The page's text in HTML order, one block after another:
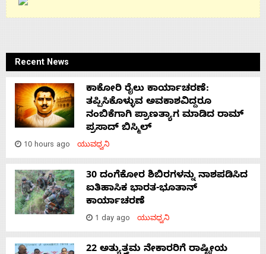
Recent News
ಕಾಕೋರಿ ರೈಲು ಕಾರ್ಯಾಚರಣೆ:
ತಪ್ಪಿಸಿಕೊಳ್ಳುವ ಅವಕಾಶವಿದ್ದರೂ
ನಂಬಿಕೆಗಾಗಿ ಪ್ರಾಣತ್ಯಾಗ ಮಾಡಿದ ರಾಮ್
ಪ್ರಸಾದ್ ಬಿಸ್ಮಿಲ್
10 hours ago ಯುವಧ್ವನಿ
30 ದಂಗೆಕೋರ ಶಿಬಿರಗಳನ್ನು ನಾಶಪಡಿಸಿದ
ಐತಿಹಾಸಿಕ ಭಾರತ-ಭೂತಾನ್
ಕಾರ್ಯಾಚರಣೆ
1 day ago ಯುವಧ್ವನಿ
22 ಅತ್ಯುತ್ತಮ ನೇಕಾರರಿಗೆ ರಾಷ್ಟ್ರೀಯ